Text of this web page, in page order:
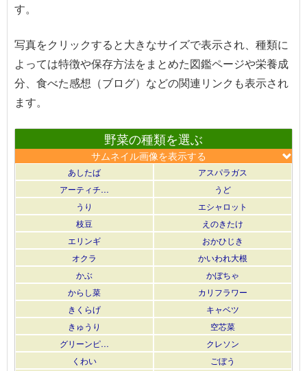
す。
写真をクリックすると大きなサイズで表示され、種類に
よっては特徴や保存方法をまとめた図鑑ページや栄養成
分、食べた感想（ブログ）などの関連リンクも表示され
ます。
野菜の種類を選ぶ
サムネイル画像を表示する
あしたば
アスパラガス
アーティチ…
うど
うり
エシャロット
枝豆
えのきたけ
エリンギ
おかひじき
オクラ
かいわれ大根
かぶ
かぼちゃ
からし菜
カリフラワー
きくらげ
キャベツ
きゅうり
空芯菜
グリーンピ…
クレソン
くわい
ごぼう